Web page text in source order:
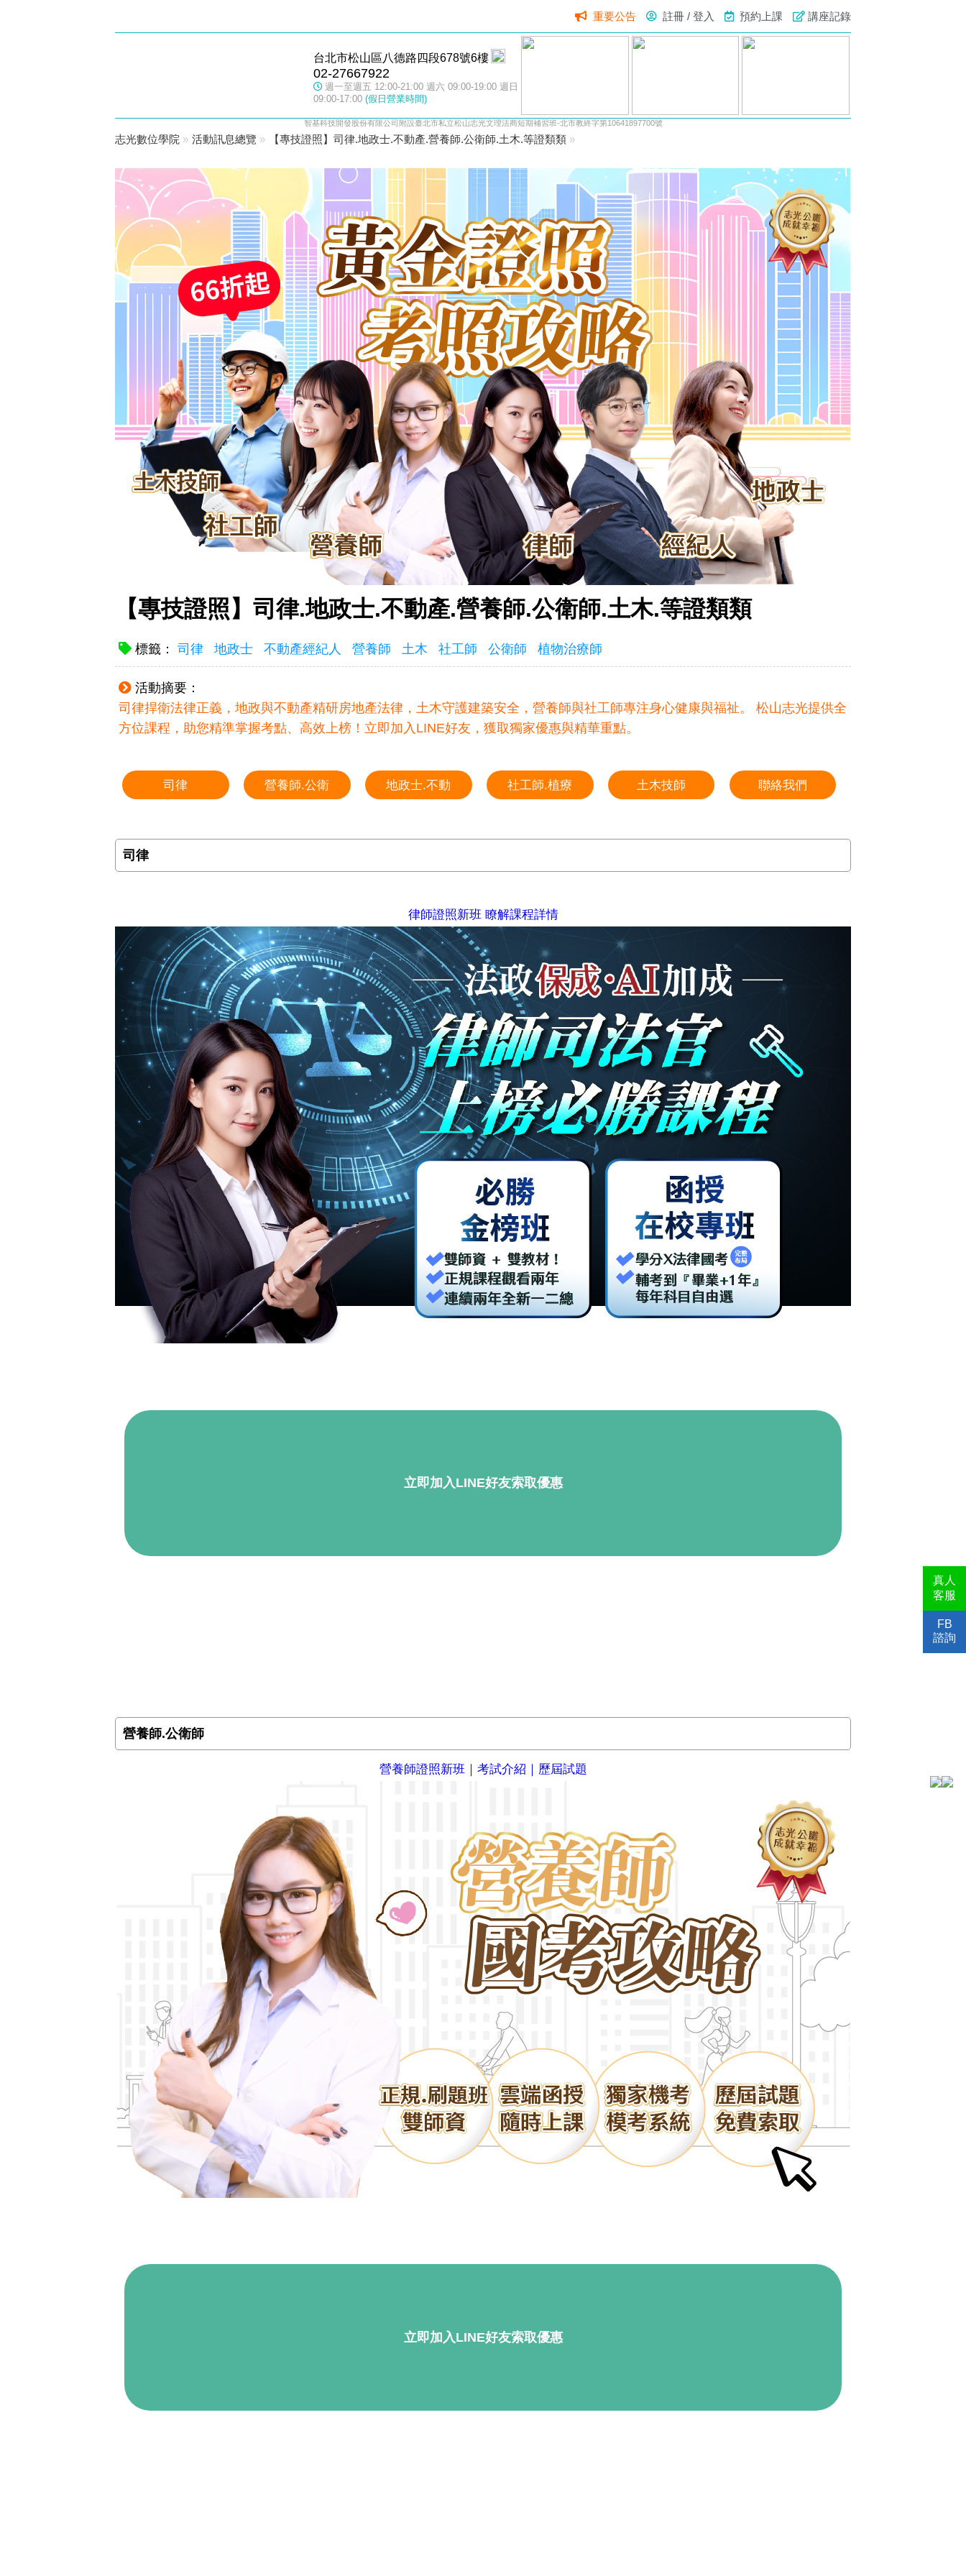
重要公告 註冊 / 登入 預約上課 講座記錄
台北市松山區八德路四段678號6樓
02-27667922
週一至週五 12:00-21:00 週六 09:00-19:00 週日
09:00-17:00 (假日營業時間)
真人
客服
FB
諮詢
智基科技開發股份有限公司附設臺北市私立松山志光文理法商短期補習班-北市教終字第10641897700號
志光數位學院 » 活動訊息總覽 » 【專技證照】司律.地政士.不動產.營養師.公衛師.土木.等證類類 »
【專技證照】司律.地政士.不動產.營養師.公衛師.土木.等證類類
標籤： 司律 地政士 不動產經紀人 營養師 土木 社工師 公衛師 植物治療師
活動摘要：
司律捍衛法律正義，地政與不動產精研房地產法律，土木守護建築安全，營養師與社工師專注身心健康與福祉。 松山志光提供全
方位課程，助您精準掌握考點、高效上榜！立即加入LINE好友，獲取獨家優惠與精華重點。
司律 營養師.公衛 地政士.不動 社工師.植療 土木技師 聯絡我們
司律
律師證照新班 瞭解課程詳情
立即加入LINE好友索取優惠
營養師.公衛師
營養師證照新班｜考試介紹｜歷屆試題
立即加入LINE好友索取優惠